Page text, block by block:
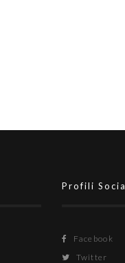
Profili
Facebook
Twitter